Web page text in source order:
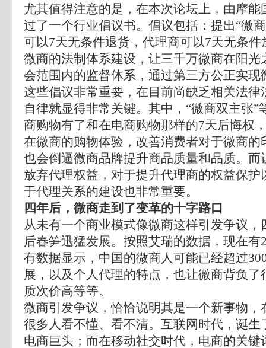
尤其值得注意的是，在本次论坛上，由摩能
过了一个行业倡议书。倡议包括：提出“微
可以7天无条件退货，代理商可以7天无条
微商的法制体系建设，让三千万微商在阳光
会范围内的监督体系，通过第三方公正实现
这些倡议非常重要，在目前尚缺乏相关法律
自律就显得非常关键。其中，“微商双主张”
商购物有了和在电商购物那样的7天后悔权
在微商的购物体验，改善消费者对于微商的
也会倒逼微商品牌提升商品质量和品质。而
放弃代理权益，对于提升代理商的权益保护
于代理关系的建设也非常重要。
四年后，微商走到了变革的十字路口
从未有一个商业模式像微商这样引发争议
后春笋迅猛发展。按照艾瑞的数据，现在有
有数据显示，中国的微商人可能已经超过
展，以及个人代理的特点，也让微商背负
质次价高等等。
微商引发争议，恰恰说明其是一个新事物，
很多人看不懂、看不清。互联网时代，诞生
电商巨头；而在移动社交时代，电商的关键